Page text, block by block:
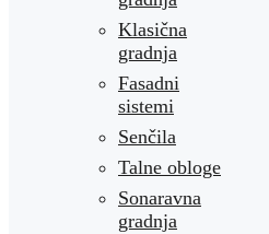
Klasična
gradnja
Fasadni
sistemi
Senčila
Talne obloge
Sonaravna
gradnja